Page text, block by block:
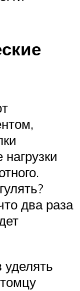
два раза
уделять